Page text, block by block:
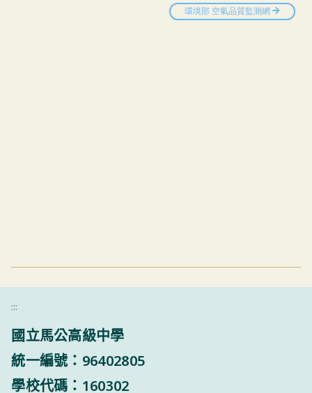
:::
國立馬公高級中學
統一編號：96402805
學校代碼：160302